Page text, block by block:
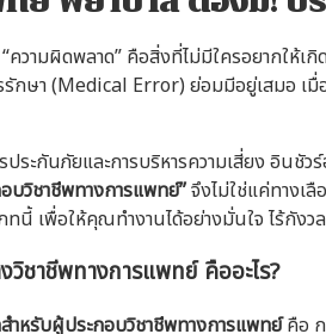
ความผิดพลาด” คือสิ่งที่ไม่มีใครอยากให้
รักษา (Medical Error) ย่อมมีอยู่เสมอ เ
ระกันภัยและการบริหารความเสี่ยง อิน
บวิชาชีพทางการแพทย์”จึงไม่ใช่แค่ทางเ
นี้ เพื่อให้คุณทำงานได้อย่างมั่นใจ ไร้กังวล
ชาชีพทางการแพทย์ คืออะไร?
ำหรับผู้ประกอบวิชาชีพทางการแพทย์คือ